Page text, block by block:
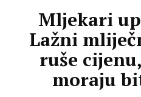
Mljekari
Lažni
ruše
moraju